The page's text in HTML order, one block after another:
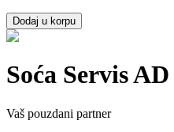
Dodaj u korpu
Soća Servis AD
Vaš pouzdani partner